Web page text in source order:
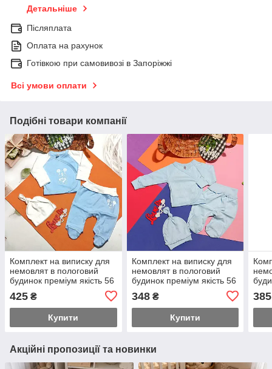
Детальніше
Післяплата
Оплата на рахунок
Готівкою при самовивозі в Запоріжжі
Всі умови оплати
Подібні товари компанії
Комплект на виписку для
немовлят в пологовий
будинок преміум якість 56
425 ₴
Купити
Комплект на виписку для
немовлят в пологовий
будинок преміум якість 56
348₴
Купити
385
Акційні пропозиції та новинки